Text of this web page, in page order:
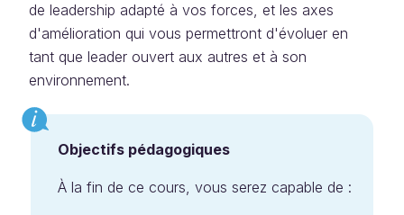
de leadership adapté à vos forces, et les axes
d'amélioration qui vous permettront d'évoluer en
tant que leader ouvert aux autres et à son
environnement.
Objectifs pédagogiques
À la fin de ce cours, vous serez capable de :